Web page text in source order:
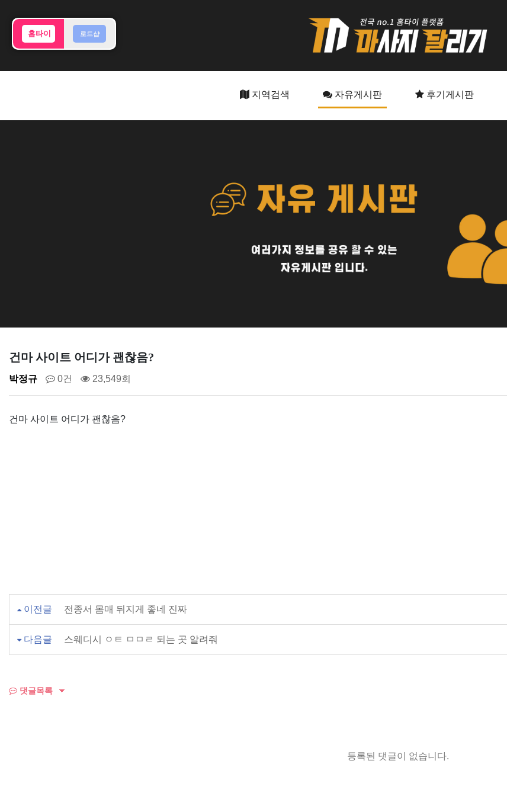
홈타이 로드샵
지역검색 자유게시판 후기게시판
건마 사이트 어디가 괜찮음?
박정규 0건 23,549회
건마 사이트 어디가 괜찮음?
이전글 전종서 몸매 뒤지게 좋네 진짜
다음글 스웨디시 ㅇㅌ ㅁㅁㄹ 되는 곳 알려줘
댓글목록
등록된 댓글이 없습니다.